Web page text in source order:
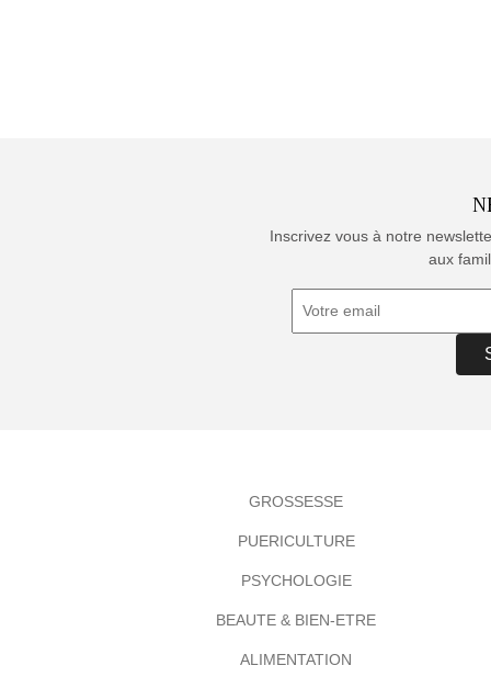
Inscrivez vous à notre
aux
GROSSESSE
PUERICULTURE
PSYCHOLOGIE
BEAUTE & BIEN-ETRE
ALIMENTATION